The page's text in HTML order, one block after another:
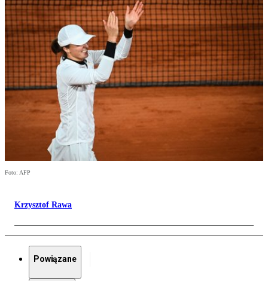
Foto: AFP
Krzysztof Rawa
Powiązane